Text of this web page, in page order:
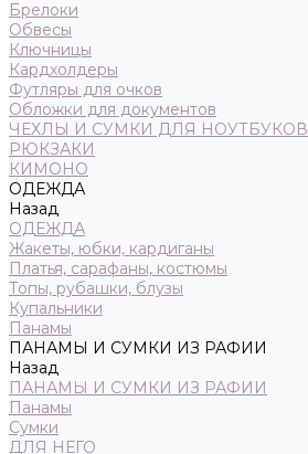
Брелоки
Обвесы
Ключницы
Кардхолдеры
Футляры для очков
Обложки для документов
ЧЕХЛЫ И СУМКИ ДЛЯ НОУТБУКОВ
РЮКЗАКИ
КИМОНО
ОДЕЖДА
Назад
ОДЕЖДА
Жакеты, юбки, кардиганы
Платья, сарафаны, костюмы
Топы, рубашки, блузы
Купальники
Панамы
ПАНАМЫ И СУМКИ ИЗ РАФИИ
Назад
ПАНАМЫ И СУМКИ ИЗ РАФИИ
Панамы
Сумки
ДЛЯ НЕГО